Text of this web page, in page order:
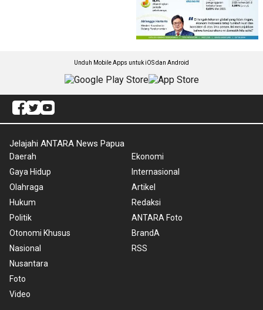
Unduh Mobile Apps untuk iOS dan Android
Jelajahi ANTARA News Papua
Daerah
Gaya Hidup
Olahraga
Hukum
Politik
Otonomi Khusus
Nasional
Nusantara
Foto
Video
Ekonomi
Internasional
Artikel
Redaksi
ANTARA Foto
BrandA
RSS